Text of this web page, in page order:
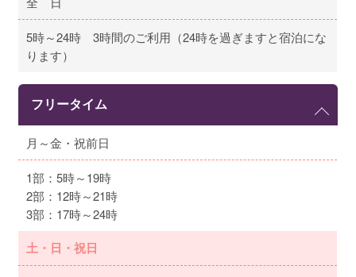
5時～24時 3時間のご利用（24時を過ぎますと宿泊にな
ります）
フリータイム
月～金・祝前日
1部：5時～19時
2部：12時～21時
3部：17時～24時
土・日・祝日